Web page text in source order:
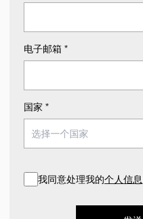
电子邮箱 *
国家 *
我同意处理我的个人信息